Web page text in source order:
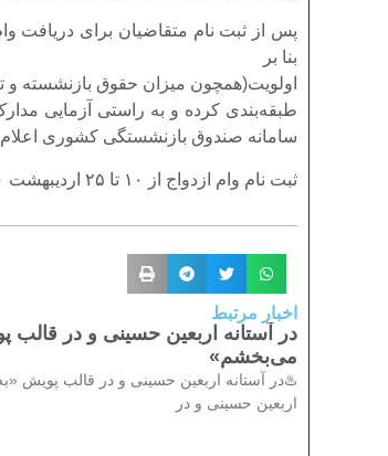
پس از ثبت نام متقاضیان برای دریافت
بنا بر
اولویت(همچون میزان حقوق بازنشسته و
طبقه‌بندی کرده و به راستی آزمایی
سامانه صندوق بازنشستگی کشوری
ثبت نام وام ازدواج از ۱۰ تا ۲۵ اردیبهشت ۱۴۰۰ انجام خواهد شد
اخبار مرتبط
در آستانه اربعین حسینی و در
می‌بخشم»
♨️در آستانه اربعین حسینی و در قالب
اربعین حسینی و در